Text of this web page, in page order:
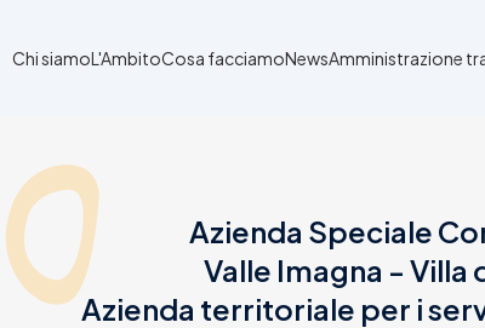
Chi siamoL'AmbitoCosa facciamoNewsAmministrazione
Azienda Speciale
Valle Imagna - Villa
Azienda territoriale per i